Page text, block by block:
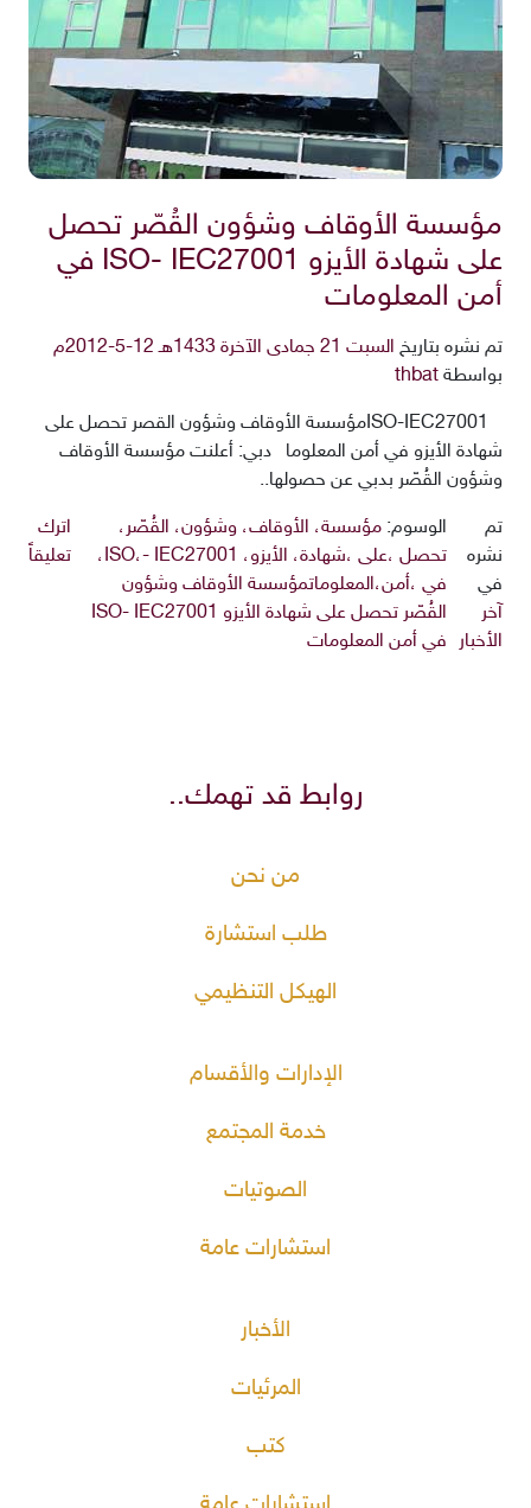
مؤسسة الأوقاف وشؤون القُصّر تحصل
على شهادة الأيزو ISO- IEC27001 في
أمن المعلومات
تم نشره بتاريخ السبت 21 جمادى الآخرة 1433هـ 12-5-2012م
بواسطة thbat
ISO-IEC27001مؤسسة الأوقاف وشؤون القصر تحصل على
شهادة الأيزو في أمن المعلوما دبي: أعلنت مؤسسة الأوقاف
وشؤون القُصّر بدبي عن حصولها..
تم
نشره
في
آخر
الأخبار
الوسوم: مؤسسة، الأوقاف، وشؤون، القُصّر،
تحصل ،على ،شهادة، الأيزو، ISO،- IEC27001،
في ،أمن،المعلوماتمؤسسة الأوقاف وشؤون
القُصّر تحصل على شهادة الأيزو ISO- IEC27001
في أمن المعلومات
اترك
تعليقاً
روابط قد تهمك..
من نحن
طلب استشارة
الهيكل التنظيمي
الإدارات والأقسام
خدمة المجتمع
الصوتيات
استشارات عامة
الأخبار
المرئيات
كتب